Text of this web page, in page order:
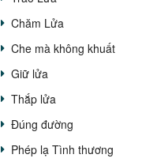
Chăm Lửa
Che mà không khuất
Giữ lửa
Thắp lửa
Đúng đường
Phép lạ Tình thương